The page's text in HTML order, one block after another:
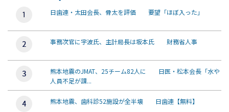
日歯連・太田会長、骨太を評価 要望「ほぼ入った」
事務次官に宇波氏、主計局長は坂本氏 財務省人事
熊本地震のJMAT、25チーム82人に 日医・松本会長「水や
人員不足が課...
熊本地震、歯科診52施設が全半壊 日歯連【無料】